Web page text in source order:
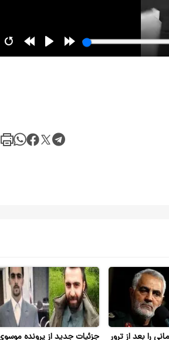
را بعد از ترور
جزئیات جدید از پرونده